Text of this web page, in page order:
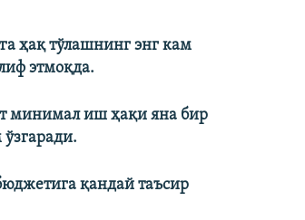
ҳақ тўлашнинг энг кам
этмоқда.
минимал иш ҳақи яна бир
қандай таъсир